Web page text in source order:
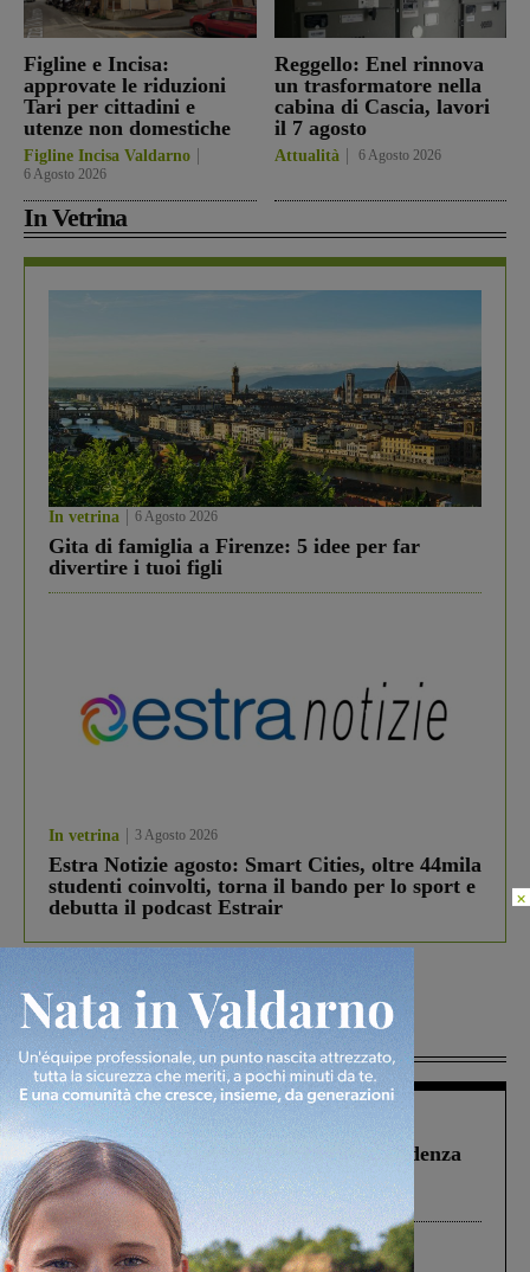
Figline e Incisa:
approvate le riduzioni
Tari per cittadini e
utenze non domestiche
Figline Incisa Valdarno
6 Agosto 2026
Reggello: Enel rinnova
un trasformatore nella
cabina di Cascia, lavori
il 7 agosto
Attualità 6 Agosto 2026
In Vetrina
In vetrina 6 Agosto 2026
Gita di famiglia a Firenze: 5 idee per far
divertire i tuoi figli
In vetrina 3 Agosto 2026
Estra Notizie agosto: Smart Cities, oltre 44mila
studenti coinvolti, torna il bando per lo sport e
debutta il podcast Estrair
Più lette
Figline Incisa Valdarno 1 Agosto 2026
Piscina di Figline finanziata oltre la scadenza
Pnrr, il gruppo di Fratelli d’Italia: “Un
ringraziamento al Governo”
Cronaca 4 Agosto 2026
×